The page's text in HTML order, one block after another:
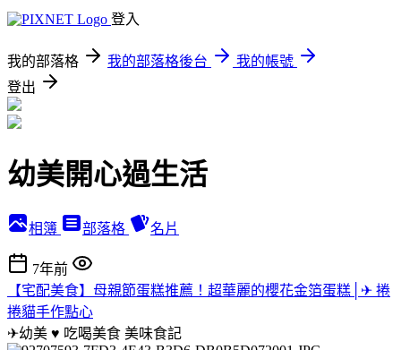
登入
我的部落格 我的部落格後台
我的帳號
登出
幼美開心過生活
相簿 部落格 名片
7年前
【宅配美食】母親節蛋糕推薦！超華麗的櫻花金箔蛋糕│✈ 捲
捲貓手作點心
✈幼美 ♥ 吃喝美食 美味食記